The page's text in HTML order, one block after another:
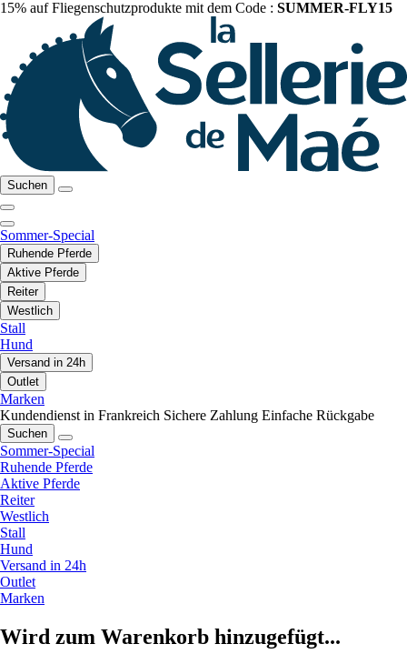
15% auf Fliegenschutzprodukte mit dem Code : SUMMER-FLY15
Suchen
Sommer-Special
Ruhende Pferde
Aktive Pferde
Reiter
Westlich
Stall
Hund
Versand in 24h
Outlet
Marken
Kundendienst in Frankreich Sichere Zahlung Einfache Rückgabe
Suchen
Sommer-Special
Ruhende Pferde
Aktive Pferde
Reiter
Westlich
Stall
Hund
Versand in 24h
Outlet
Marken
Wird zum Warenkorb hinzugefügt...